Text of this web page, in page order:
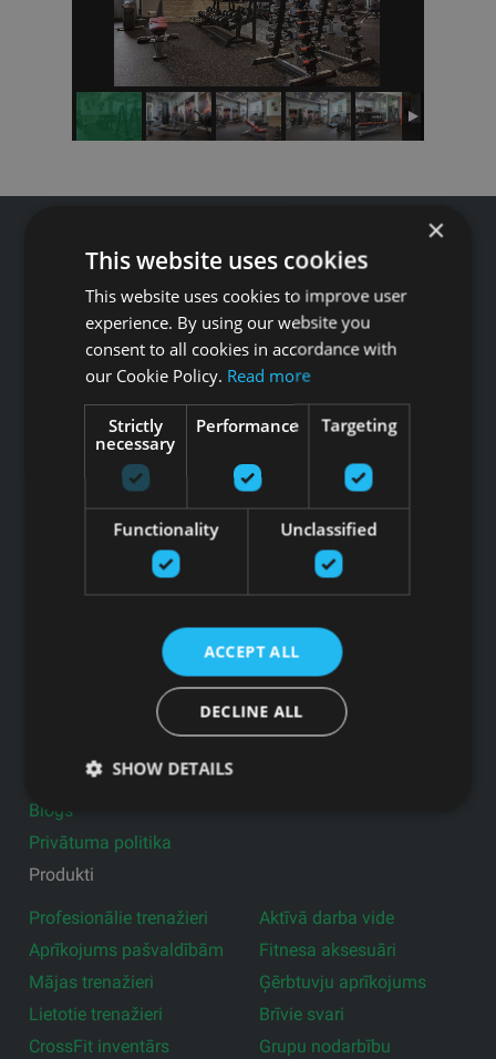
Tālrunis: +371 67 99 40 44
info@gfitness.lv
SIA G Kolizejs
Juridiskā adrese: Ezermalas iela 6 k-3, Rīga, LV-1006
Reģ.Nr. 44103017158 PVN Nr. LV44103017158
A/S SEB Banka LV92UNLA0004007467819 , SWIFT: UNLALV2X
Pieteikties jaunumiem
Ražotāji
Blogs
Privātuma politika
Produkti
Profesionālie trenažieri
Aprīkojums pašvaldībām
Mājas trenažieri
Lietotie trenažieri
CrossFit inventārs
Aktīvā darba vide
Fitnesa aksesuāri
Ģērbtuvju aprīkojums
Brīvie svari
Grupu nodarbību
×
This website uses cookies
This website uses cookies to improve user
experience. By using our website you
consent to all cookies in accordance with
our Cookie Policy. Read more
Strictly
necessary
Performance Targeting
Functionality Unclassified
ACCEPT ALL
DECLINE ALL
SHOW DETAILS